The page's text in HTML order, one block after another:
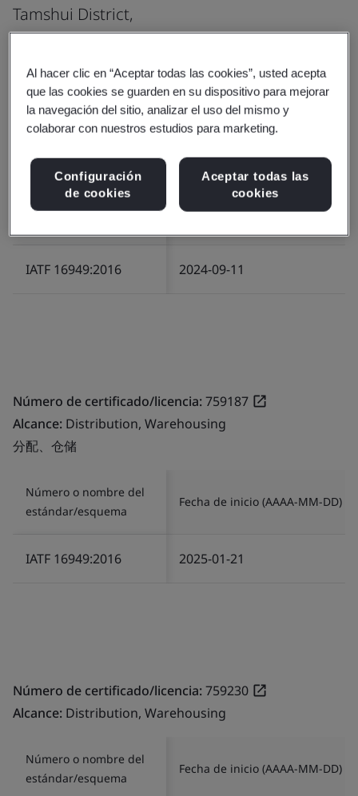
Tamshui District,
251004
Taiwan
Número de certificado/licencia:748582
Alcance:Warehousing, Distribution
Número o nombre del
Fecha de inicio (AAAA-MM-DD)
IATF 16949:2016 2024-09-11
Número de certificado/licencia:759187
Alcance: Distribution, Warehousing
分配、仓储
Número o nombre del
estándar/esquema
Fecha de inicio (AAAA-MM-DD)
IATF 16949:2016 2025-01-21
Número de certificado/licencia:759230
Alcance: Distribution, Warehousing
Número o nombre del
estándar/esquema
Fecha de inicio (AAAA-MM-DD)
Al hacer clic en “Aceptar todas las cookies”, usted acepta
que las cookies se guarden en su dispositivo para mejorar
la navegación del sitio, analizar el uso del mismo y
colaborar con nuestros estudios para marketing.
Configuración
de cookies
Aceptar todas las
cookies